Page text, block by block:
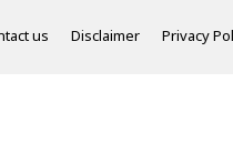
us Disclaimer Privacy